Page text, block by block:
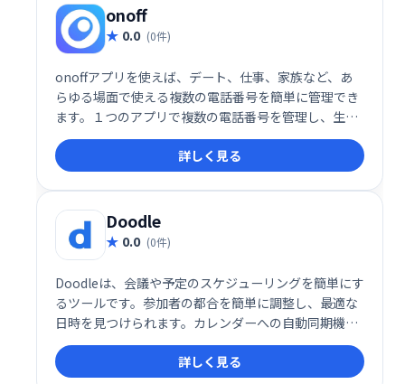
onoff
0.0 (0件)
onoffアプリを使えば、デート、仕事、家族など、あ
らゆる場面で使える複数の電話番号を簡単に管理でき
ます。１つのアプリで複数の電話番号を管理し、生活
のあらゆる側面を効率的にコントロールしましょう。
詳しく見る
Doodle
0.0 (0件)
Doodleは、会議や予定のスケジューリングを簡単にす
るツールです。参加者の都合を簡単に調整し、最適な
日時を見つけられます。カレンダーへの自動同期機能
も搭載。無料プランもあり、時間と労力の節約に役立
ちます。
詳しく見る